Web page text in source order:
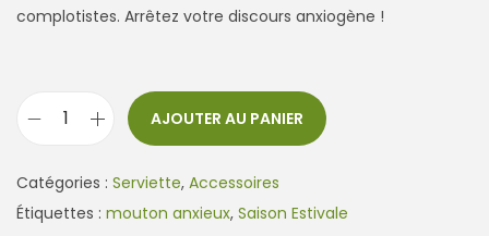
complotistes. Arrêtez votre discours anxiogène !
a
n
AJOUTER AU PANIER
Catégories : Serviette, Accessoires
Étiquettes : mouton anxieux, Saison Estivale